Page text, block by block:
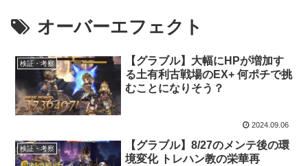
オーバーエフェクト
検証・考察
【グラブル】大幅にHPが増加す
る土有利古戦場のEX+ 何ポチで挑
むことになりそう？
2024.09.06
検証・考察
【グラブル】8/27のメンテ後の環
境変化 トレハン教の栄華再